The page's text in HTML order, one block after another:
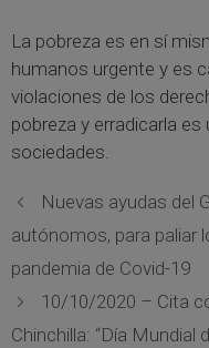
La pobreza es en sí
humanos urgente y es
violaciones de los
pobreza y erradicarla
sociedades.
Nuevas ayudas del
autónomos, para paliar
pandemia de Covid-19
10/10/2020 – Cita
Chinchilla: “Día Mundial